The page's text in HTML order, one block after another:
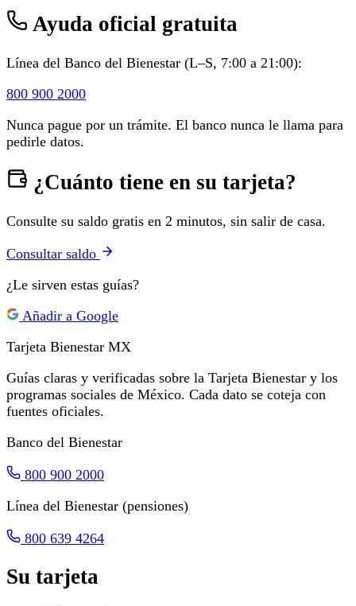
Ayuda oficial gratuita
Línea del Banco del Bienestar (L–S, 7:00 a 21:00):
800 900 2000
Nunca pague por un trámite. El banco nunca le llama para
pedirle datos.
¿Cuánto tiene en su tarjeta?
Consulte su saldo gratis en 2 minutos, sin salir de casa.
Consultar saldo
¿Le sirven estas guías?
Añadir a Google
Tarjeta Bienestar MX
Guías claras y verificadas sobre la Tarjeta Bienestar y los
programas sociales de México. Cada dato se coteja con
fuentes oficiales.
Banco del Bienestar
800 900 2000
Línea del Bienestar (pensiones)
800 639 4264
Su tarjeta